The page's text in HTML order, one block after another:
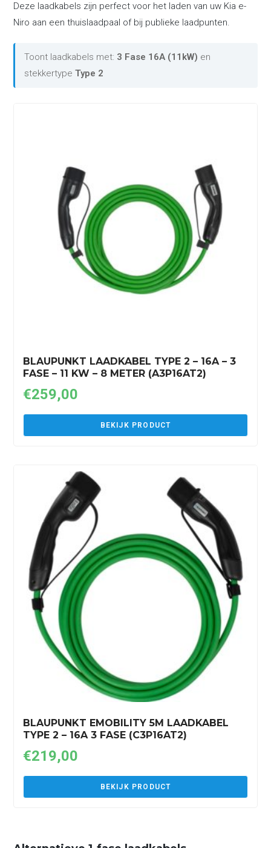
Deze laadkabels zijn perfect voor het laden van uw Kia e-
Niro aan een thuislaadpaal of bij publieke laadpunten.
Toont laadkabels met: 3 Fase 16A (11kW) en
stekkertypeType 2
BLAUPUNKT LAADKABEL TYPE 2 – 16A – 3
FASE – 11 KW – 8 METER (A3P16AT2)
€259,00
BEKIJK PRODUCT
BLAUPUNKT EMOBILITY 5M LAADKABEL
TYPE 2 – 16A 3 FASE (C3P16AT2)
€219,00
BEKIJK PRODUCT